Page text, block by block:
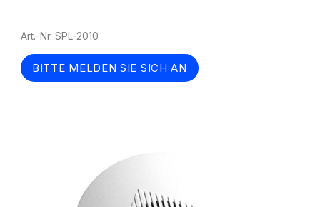
Art.-Nr. SPL-2010
BITTE MELDEN SIE SICH AN